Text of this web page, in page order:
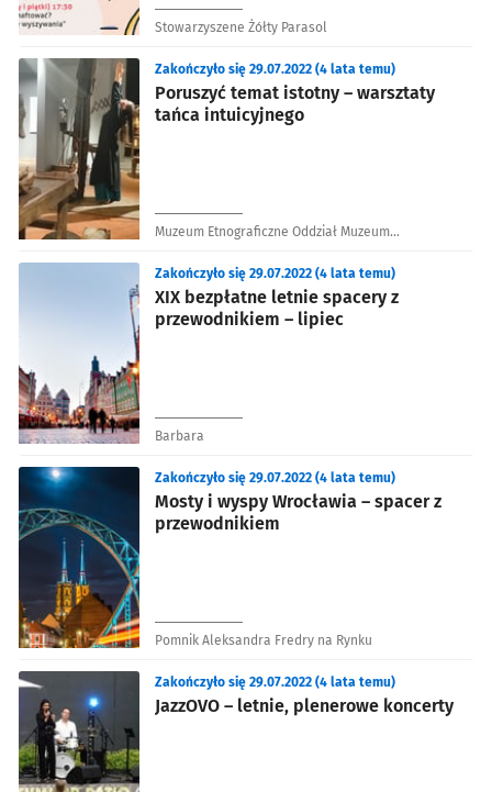
Stowarzyszene Żółty Parasol
Poruszyć temat istotny – warsztaty
tańca intuicyjnego
Zakończyło się 29.07.2022 (4 lata temu)
Muzeum Etnograficzne Oddział Muzeum
XIX bezpłatne letnie spacery z
przewodnikiem – lipiec
Zakończyło się 29.07.2022 (4 lata temu)
Barbara
Mosty i wyspy Wrocławia – spacer z
przewodnikiem
Zakończyło się 29.07.2022 (4 lata temu)
Pomnik Aleksandra Fredry na Rynku
JazzOVO – letnie, plenerowe koncerty
Zakończyło się 29.07.2022 (4 lata temu)